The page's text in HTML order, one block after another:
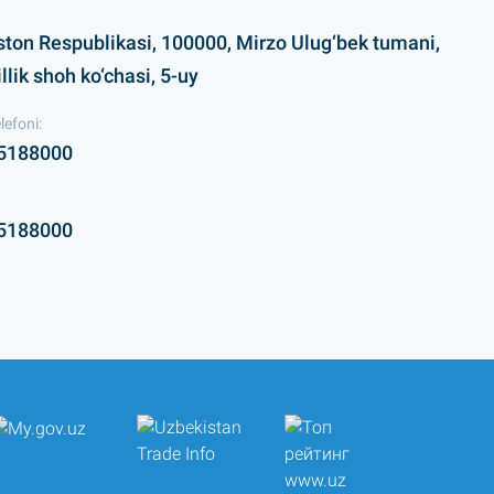
Respublikasi, 100000, Mirzo Ulug‘bek tumani,
shoh ko‘chasi, 5-uy